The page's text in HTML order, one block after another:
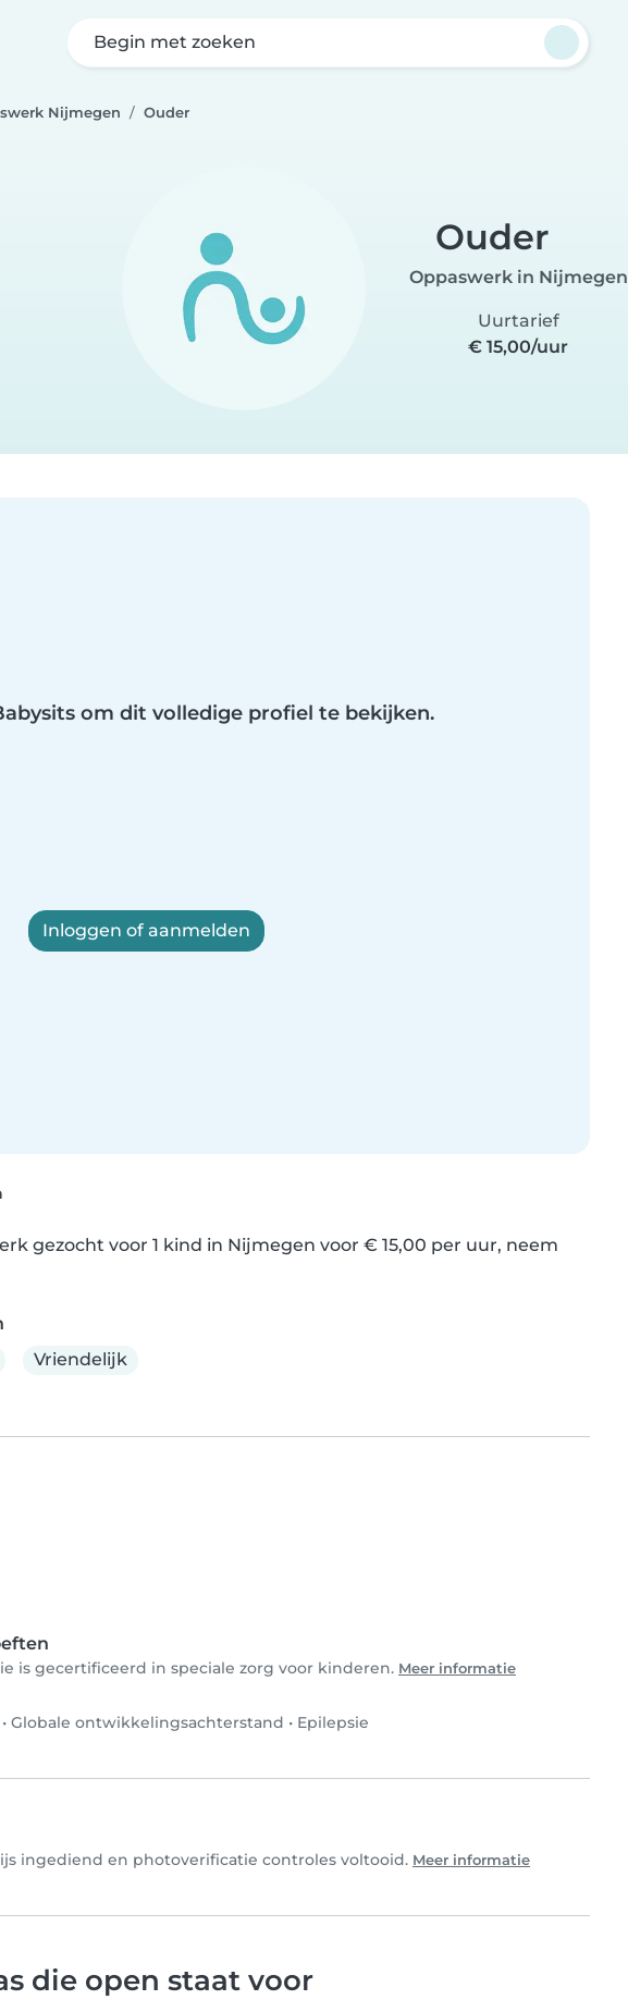
Begin met zoeken
Nijmegen Ouder
Ouder
Oppaswerk in Nijmegen
Uurtarief
€ 15,00/uur
om dit volledige profiel te bekijken.
Inloggen of aanmelden
gezocht voor 1 kind in Nijmegen voor € 15,00 per uur, neem
Vriendelijk
is gecertificeerd in speciale zorg voor kinderen. Meer informatie
• Globale ontwikkelingsachterstand • Epilepsie
ingediend en photoverificatie controles voltooid. Meer informatie
die open staat voor